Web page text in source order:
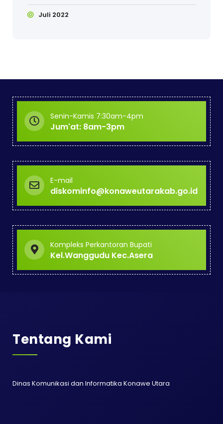
Juli 2022
Senin-Kamis 7:30am-4pm
Jum'at: 8am-3pm
E-mail
diskominfo@konaweutarakab.go.id
Kompleks Perkantoran Bupati
Kel.Wanggudu Kec.Asera
Tentang Kami
Dinas Komunikasi dan Informatika Konawe Utara